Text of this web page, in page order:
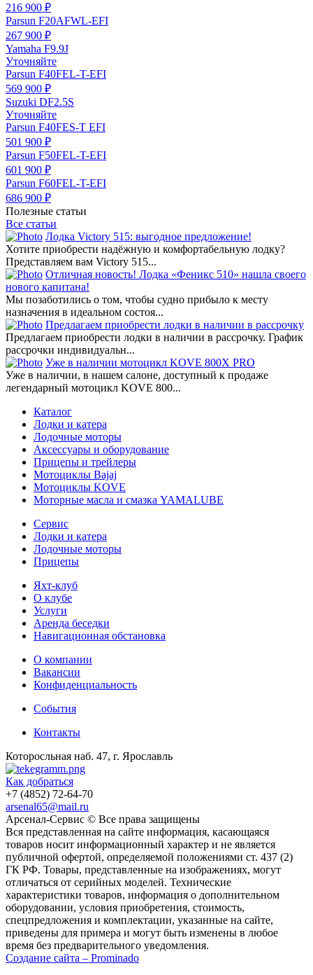
216 900 ₽
Parsun F20AFWL-EFI
267 900 ₽
Yamaha F9.9J
Уточняйте
Parsun F40FEL-T-EFI
569 900 ₽
Suzuki DF2.5S
Уточняйте
Parsun F40FES-T EFI
501 900 ₽
Parsun F50FEL-T-EFI
601 900 ₽
Parsun F60FEL-T-EFI
686 900 ₽
Полезные статьи
Все статьи
Лодка Victory 515: выгодное предложение!
Хотите приобрести надёжную и комфортабельную лодку?
Представляем вам Victory 515...
Отличная новость! Лодка «Феникс 510» нашла своего
нового капитана!
Мы позаботились о том, чтобы судно прибыло к месту
назначения в идеальном состоя...
Предлагаем приобрести лодки в наличии в рассрочку
Предлагаем приобрести лодки в наличии в рассрочку. График
рассрочки индивидуальн...
Уже в наличии мотоцикл KOVE 800X PRO
Уже в наличии, в нашем салоне, доступный к продаже
легендарный мотоцикл KOVE 800...
Каталог
Лодки и катера
Лодочные моторы
Аксессуары и оборудование
Прицепы и трейлеры
Мотоциклы Bajaj
Мотоциклы KOVE
Моторные масла и смазка YAMALUBE
Сервис
Лодки и катера
Лодочные моторы
Прицепы
Яхт-клуб
О клубе
Услуги
Аренда беседки
Навигационная обстановка
О компании
Вакансии
Конфиденциальность
События
Контакты
Которосльная наб. 47, г. Ярославль
Как добраться
+7 (4852) 72-64-70
arsenal65@mail.ru
Aрсенал-Сервис © Все права защищены
Вся представленная на сайте информация, касающаяся
товаров носит информационный характер и не является
публичной офертой, определяемой положениями ст. 437 (2)
ГК РФ. Товары, представленные на изображениях, могут
отличаться от серийных моделей. Технические
характеристики товаров, информация о дополнительном
оборудовании, условия приобретения, стоимость,
спецпредложения и комплектации, указанные на сайте,
приведены для примера и могут быть изменены в любое
время без предварительного уведомления.
Создание сайта – Prominado